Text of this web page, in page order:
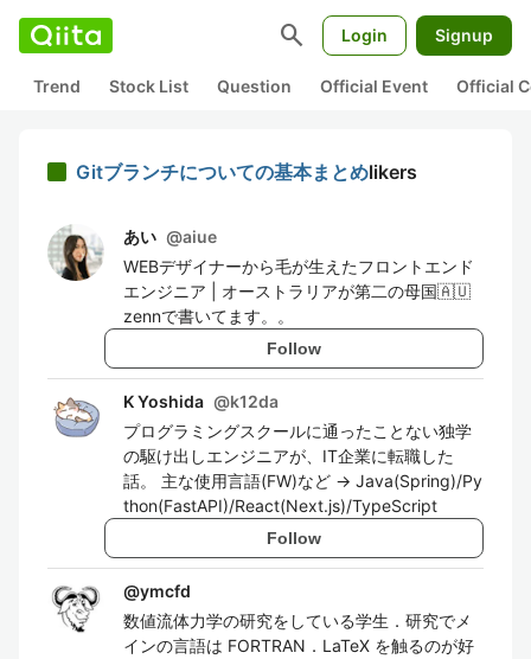
search Login Signup
Trend Stock List Question Official Event Official
Gitブランチについての基本まとめlikers
あい @aiue
WEBデザイナーから毛が生えたフロントエンド
エンジニア | オーストラリアが第二の母国🇦🇺
zennで書いてます。。
Follow
K Yoshida @k12da
プログラミングスクールに通ったことない独学
の駆け出しエンジニアが、IT企業に転職した
話。 主な使用言語(FW)など -> Java(Spring)/Py
thon(FastAPI)/React(Next.js)/TypeScript
Follow
@ymcfd
数値流体力学の研究をしている学生．研究でメ
インの言語は FORTRAN．LaTeX を触るのが好